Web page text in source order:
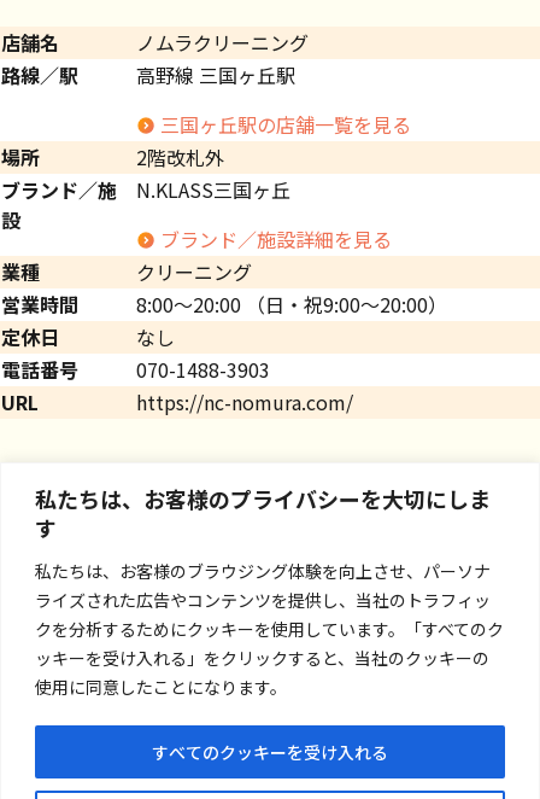
私たちは、お客様のプライバシーを大切にしま
す
私たちは、お客様のブラウジング体験を向上させ、パーソナ
ライズされた広告やコンテンツを提供し、当社のトラフィッ
クを分析するためにクッキーを使用しています。「すべてのク
ッキーを受け入れる」をクリックすると、当社のクッキーの
使用に同意したことになります。
すべてのクッキーを受け入れる
店舗名
ノムラクリーニング
路線／駅
高野線 三国ヶ丘駅
三国ヶ丘駅の店舗一覧を見る
場所
2階改札外
ブランド／施
設
N.KLASS三国ヶ丘
ブランド／施設詳細を見る
業種
クリーニング
営業時間
8:00～20:00 （日・祝9:00～20:00）
定休日
なし
電話番号
070-1488-3903
URL
https://nc-nomura.com/